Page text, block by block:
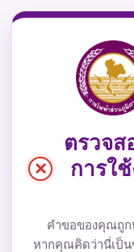
×
ตรวจ
การใ
คำขอของคุณถูก
หากคุณคิดว่านี่เป็น